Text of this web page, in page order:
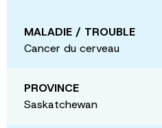
MALADIE / TROUBLE
Cancer du cerveau
PROVINCE
Saskatchewan